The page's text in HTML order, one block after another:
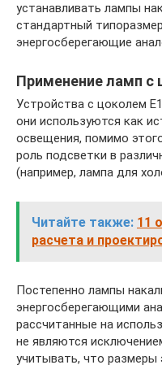
устанавливать лампы
стандартный
энергосберегающие
Применение ламп с
Устройства с цоколем
они используются как
освещения, помимо
роль подсветки в
(например, лампа для
Читайте также: 11
расчета и
Постепенно лампы
энергосберегающими
рассчитанные на
не являются
учитывать, что размеры